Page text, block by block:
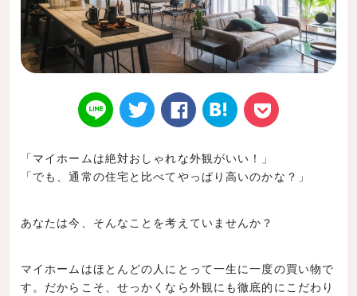
LINE Twitt
er
Face
book
はてなブ
ックマー
Poke
t
「マイホームは絶対おしゃれな外観がいい！」
「でも、通常の住宅と比べてやっぱり高いのかな？」
あなたは今、そんなことを考えていませんか？
マイホームはほとんどの人にとって一生に一度の買い物で
す。だからこそ、せっかくなら外観にも徹底的にこだわり